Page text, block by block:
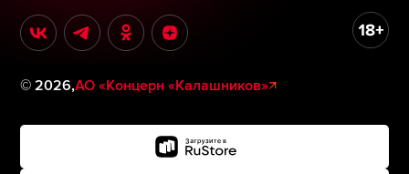
©2026,АО «Концерн «Калашников»